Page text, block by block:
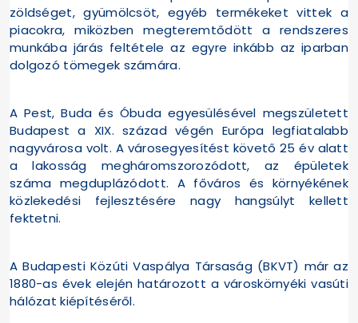
zöldséget, gyümölcsöt, egyéb termékeket vittek a
piacokra, miközben megteremtődött a rendszeres
munkába járás feltétele az egyre inkább az iparban
dolgozó tömegek számára.
A Pest, Buda és Óbuda egyesülésével megszületett
Budapest a XIX. század végén Európa legfiatalabb
nagyvárosa volt. A városegyesítést követő 25 év alatt
a lakosság megháromszorozódott, az épületek
száma megduplázódott. A főváros és környékének
közlekedési fejlesztésére nagy hangsúlyt kellett
fektetni.
A Budapesti Közúti Vaspálya Társaság (BKVT) már az
1880-as évek elején határozott a városkörnyéki vasúti
hálózat kiépítéséről.